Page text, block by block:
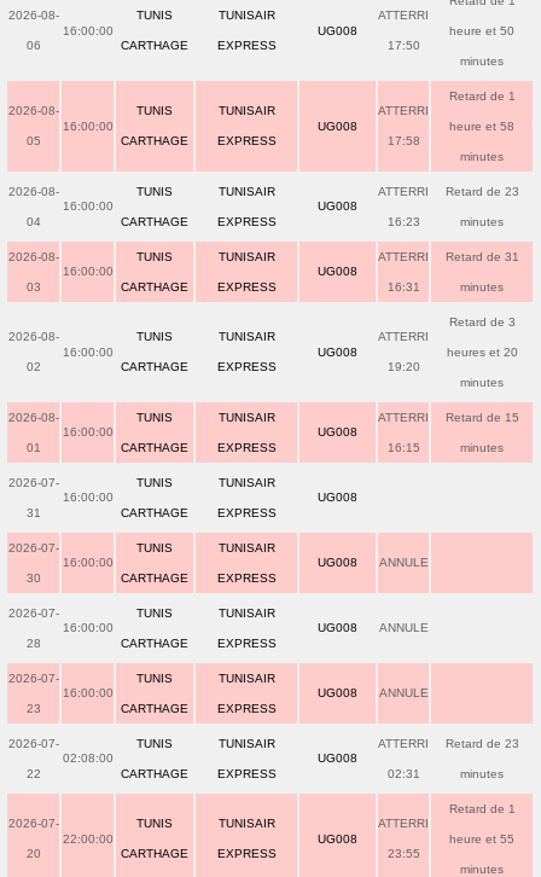
2026-08-
06
16:00:00
TUNIS
CARTHAGE
TUNISAIR
EXPRESS
UG008
ATTERRI
17:50
heure et 50
minutes
2026-08-
05
16:00:00
TUNIS
CARTHAGE
TUNISAIR
EXPRESS
UG008
ATTERRI
17:58
Retard de 1
heure et 58
minutes
2026-08-
04
16:00:00
TUNIS
CARTHAGE
TUNISAIR
EXPRESS
UG008
ATTERRI
16:23
Retard de 23
minutes
2026-08-
03
16:00:00
TUNIS
CARTHAGE
TUNISAIR
EXPRESS
UG008
ATTERRI
16:31
Retard de 31
minutes
2026-08-
02
16:00:00
TUNIS
CARTHAGE
TUNISAIR
EXPRESS
UG008
ATTERRI
19:20
Retard de 3
heures et 20
minutes
2026-08-
01
16:00:00
TUNIS
CARTHAGE
TUNISAIR
EXPRESS
UG008
ATTERRI
16:15
Retard de 15
minutes
2026-07-
31
16:00:00
TUNIS
CARTHAGE
TUNISAIR
EXPRESS
UG008
2026-07-
30
16:00:00
TUNIS
CARTHAGE
TUNISAIR
EXPRESS
UG008 ANNULE
2026-07-
28
16:00:00
TUNIS
CARTHAGE
TUNISAIR
EXPRESS
UG008 ANNULE
2026-07-
23
16:00:00
TUNIS
CARTHAGE
TUNISAIR
EXPRESS
UG008 ANNULE
2026-07-
22
02:08:00
TUNIS
CARTHAGE
TUNISAIR
EXPRESS
UG008
ATTERRI
02:31
Retard de 23
minutes
2026-07-
20
22:00:00
TUNIS
CARTHAGE
TUNISAIR
EXPRESS
UG008
ATTERRI
23:55
Retard de 1
heure et 55
minutes